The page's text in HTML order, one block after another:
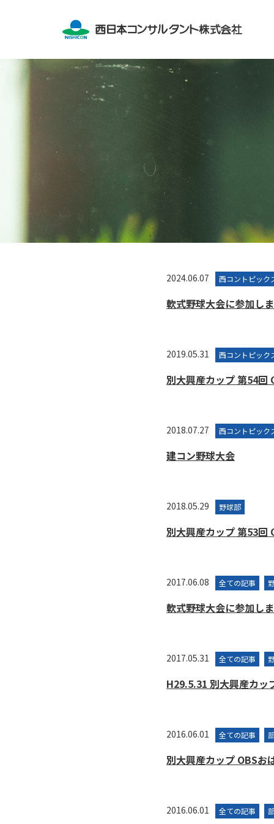
2024.06.07 西コントピック
軟式野球大会に参加し
2019.05.31 西コントピック
別大興産カップ 第54回
2018.07.27 西コントピック
建コン野球大会
2018.05.29 野球部
別大興産カップ 第53回
2017.06.08 全ての記事
軟式野球大会に参加し
2017.05.31 全ての記事
H29.5.31 別大興産カッ
2016.06.01 全ての記事
別大興産カップ OBSお
2016.06.01 全ての記事